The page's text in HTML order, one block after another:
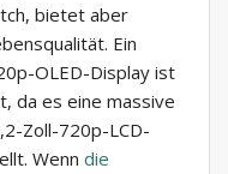
bietet aber
Ein
OLED-Display ist
da es eine massive
Zoll-720p-LCD-
Wenn die